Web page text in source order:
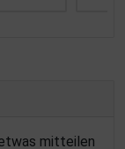
mitteilen